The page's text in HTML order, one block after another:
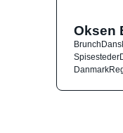
Oksen
Brunch
Spisesteder
Danmark